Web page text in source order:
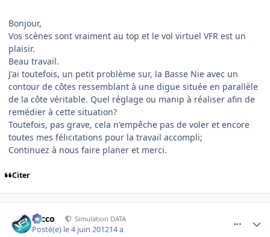
Bonjour,
Vos scènes sont vraiment au top et le vol virtuel VFR est un
plaisir.
Beau travail.
J'ai toutefois, un petit problème sur, la Basse Nie avec un
contour de côtes ressemblant à une digue située en parallèle
de la côte véritable. Quel réglage ou manip à réaliser afin de
remédier à cette situation?
Toutefois, pas grave, cela n'empêche pas de voler et encore
toutes mes félicitations pour la travail accompli;
Continuez à nous faire planer et merci.
Citer
Nicco Simulation DATA
Posté(e) le 4 juin 201214 a